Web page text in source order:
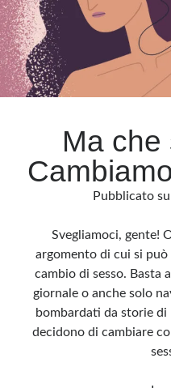
Ma che
Pubblicato su
Svegliamoci, gente!
argomento di cui si può
cambio di sesso. Basta
giornale o anche solo
bombardati da storie di
decidono di cambiare